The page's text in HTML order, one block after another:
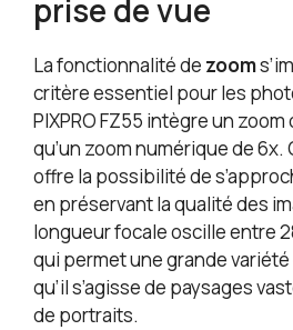
prise de vue
La fonctionnalité de zoom
critère essentiel pour les
PIXPRO FZ55 intègre un
qu’un zoom numérique de
offre la possibilité de
en préservant la qualité des
longueur focale oscille entre
qui permet une grande
qu’il s’agisse de paysages
de portraits.